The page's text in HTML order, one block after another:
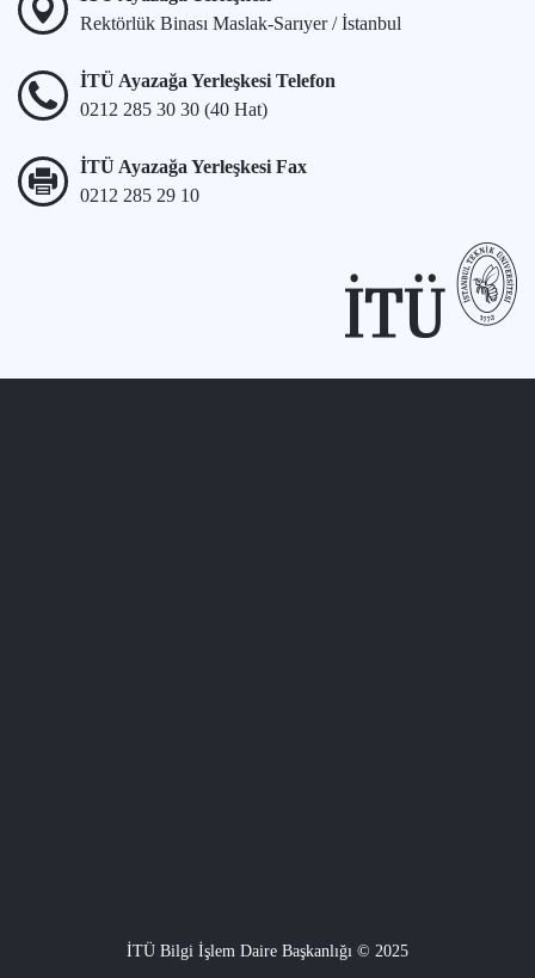
Rektörlük Binası Maslak-Sarıyer / İstanbul
İTÜ Ayazağa Yerleşkesi Telefon
0212 285 30 30 (40 Hat)
İTÜ Ayazağa Yerleşkesi Fax
0212 285 29 10
İTÜ Bilgi İşlem Daire Başkanlığı © 2025